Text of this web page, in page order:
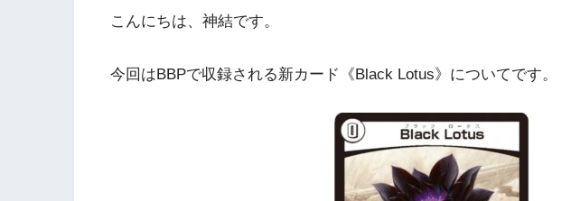
こんにちは、神結です。
今回はBBPで収録される新カード《Black Lotus》についてです。